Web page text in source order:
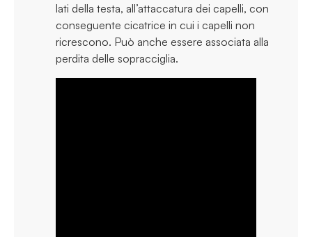
lati della testa, all’attaccatura dei capelli, con
conseguente cicatrice in cui i capelli non
ricrescono. Può anche essere associata alla
perdita delle sopracciglia.